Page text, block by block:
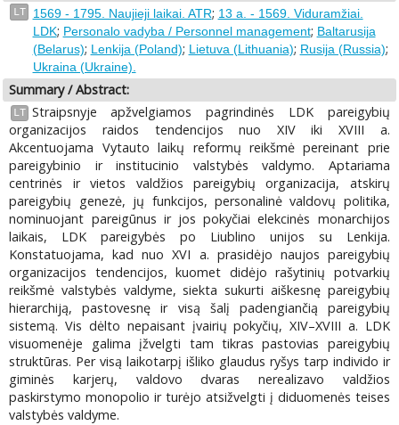
LT 1569 - 1795. Naujieji laikai. ATR; 13 a. - 1569. Viduramžiai.
LDK; Personalo vadyba / Personnel management; Baltarusija
(Belarus); Lenkija (Poland); Lietuva (Lithuania); Rusija (Russia);
Ukraina (Ukraine).
Summary / Abstract:
LT Straipsnyje apžvelgiamos pagrindinės LDK pareigybių
organizacijos raidos tendencijos nuo XIV iki XVIII a.
Akcentuojama Vytauto laikų reformų reikšmė pereinant prie
pareigybinio ir institucinio valstybės valdymo. Aptariama
centrinės ir vietos valdžios pareigybių organizacija, atskirų
pareigybių genezė, jų funkcijos, personalinė valdovų politika,
nominuojant pareigūnus ir jos pokyčiai elekcinės monarchijos
laikais, LDK pareigybės po Liublino unijos su Lenkija.
Konstatuojama, kad nuo XVI a. prasidėjo naujos pareigybių
organizacijos tendencijos, kuomet didėjo rašytinių potvarkių
reikšmė valstybės valdyme, siekta sukurti aiškesnę pareigybių
hierarchiją, pastovesnę ir visą šalį padengiančią pareigybių
sistemą. Vis dėlto nepaisant įvairių pokyčių, XIV–XVIII a. LDK
visuomenėje galima įžvelgti tam tikras pastovias pareigybių
struktūras. Per visą laikotarpį išliko glaudus ryšys tarp individo ir
giminės karjerų, valdovo dvaras nerealizavo valdžios
paskirstymo monopolio ir turėjo atsižvelgti į diduomenės teises
valstybės valdyme.